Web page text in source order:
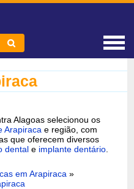
Alagoas selecionou os
Arapiraca e região, com
que oferecem diversos
dental e implante dentário
em Arapiraca »